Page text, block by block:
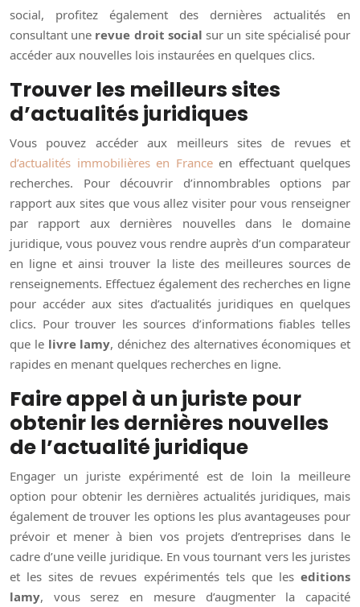
social, profitez également des dernières actualités en
consultant une revue droit social sur un site spécialisé pour
accéder aux nouvelles lois instaurées en quelques clics.
Trouver les meilleurs sites
d’actualités juridiques
Vous pouvez accéder aux meilleurs sites de revues et
d’actualités immobilières en Franceen effectuant quelques
recherches. Pour découvrir d’innombrables options par
rapport aux sites que vous allez visiter pour vous renseigner
par rapport aux dernières nouvelles dans le domaine
juridique, vous pouvez vous rendre auprès d’un comparateur
en ligne et ainsi trouver la liste des meilleures sources de
renseignements. Effectuez également des recherches en ligne
pour accéder aux sites d’actualités juridiques en quelques
clics. Pour trouver les sources d’informations fiables telles
que le livre lamy, dénichez des alternatives économiques et
rapides en menant quelques recherches en ligne.
Faire appel à un juriste pour
obtenir les dernières nouvelles
de l’actualité juridique
Engager un juriste expérimenté est de loin la meilleure
option pour obtenir les dernières actualités juridiques, mais
également de trouver les options les plus avantageuses pour
prévoir et mener à bien vos projets d’entreprises dans le
cadre d’une veille juridique. En vous tournant vers les juristes
et les sites de revues expérimentés tels que les editions
lamy, vous serez en mesure d’augmenter la capacité